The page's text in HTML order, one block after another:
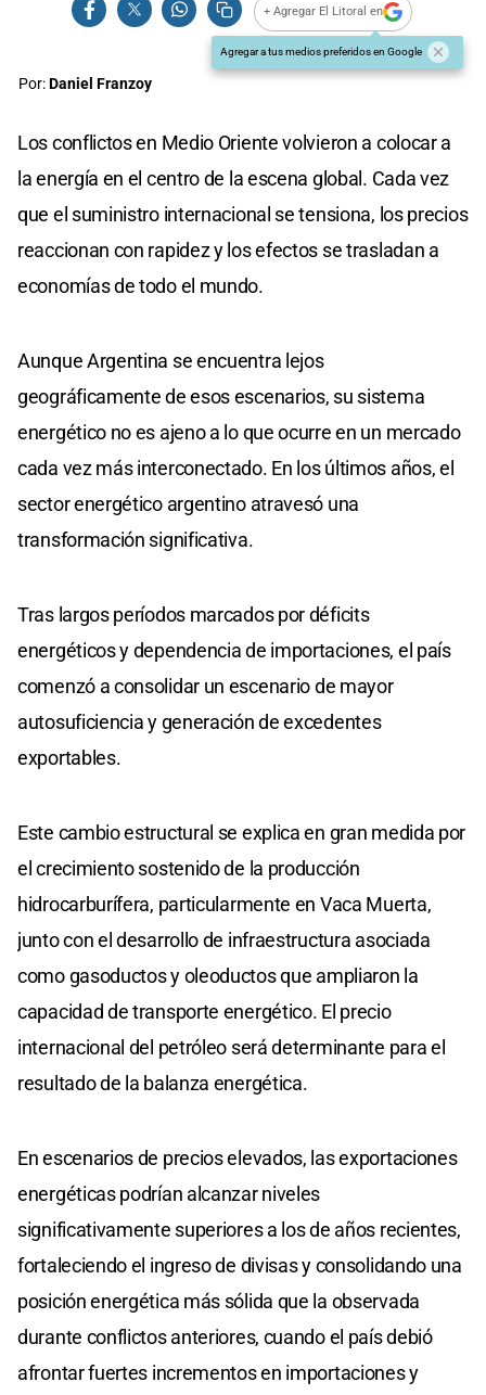
+ Agregar El Litoral en
Agregar a tus medios preferidos en Google
Por:Daniel Franzoy
Los conflictos en Medio Oriente volvieron a colocar a
la energía en el centro de la escena global. Cada vez
que el suministro internacional se tensiona, los precios
reaccionan con rapidez y los efectos se trasladan a
economías de todo el mundo.
Aunque Argentina se encuentra lejos
geográficamente de esos escenarios, su sistema
energético no es ajeno a lo que ocurre en un mercado
cada vez más interconectado. En los últimos años, el
sector energético argentino atravesó una
transformación significativa.
Tras largos períodos marcados por déficits
energéticos y dependencia de importaciones, el país
comenzó a consolidar un escenario de mayor
autosuficiencia y generación de excedentes
exportables.
Este cambio estructural se explica en gran medida por
el crecimiento sostenido de la producción
hidrocarburífera, particularmente en Vaca Muerta,
junto con el desarrollo de infraestructura asociada
como gasoductos y oleoductos que ampliaron la
capacidad de transporte energético. El precio
internacional del petróleo será determinante para el
resultado de la balanza energética.
En escenarios de precios elevados, las exportaciones
energéticas podrían alcanzar niveles
significativamente superiores a los de años recientes,
fortaleciendo el ingreso de divisas y consolidando una
posición energética más sólida que la observada
durante conflictos anteriores, cuando el país debió
afrontar fuertes incrementos en importaciones y